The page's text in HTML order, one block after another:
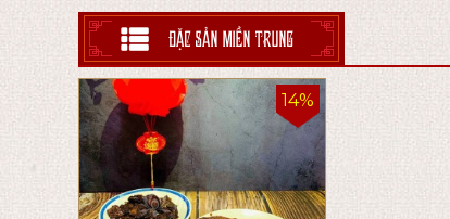
ĐẶC SẢN MIỀN TRUNG
14%